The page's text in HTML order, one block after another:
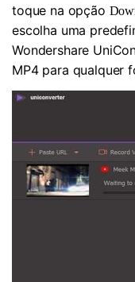
toque na opção
escolha uma
Wondershare
MP4 para qualquer